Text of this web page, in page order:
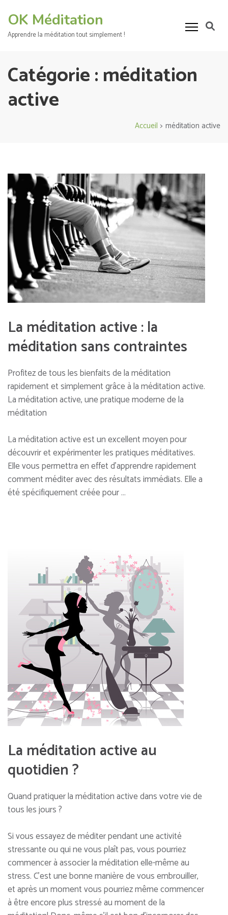
contenu
OK Méditation
Apprendre la méditation tout simplement !
Catégorie :méditation
active
Accueil > méditation active
La méditation active : la
méditation sans contraintes
Profitez de tous les bienfaits de la méditation
rapidement et simplement grâce à la méditation active.
La méditation active, une pratique moderne de la
méditation
La méditation active est un excellent moyen pour
découvrir et expérimenter les pratiques méditatives.
Elle vous permettra en effet d’apprendre rapidement
comment méditer avec des résultats immédiats. Elle a
été spécifiquement créée pour …
La méditation active au
quotidien ?
Quand pratiquer la méditation active dans votre vie de
tous les jours ?
Si vous essayez de méditer pendant une activité
stressante ou qui ne vous plaît pas, vous pourriez
commencer à associer la méditation elle-même au
stress. C’est une bonne manière de vous embrouiller,
et après un moment vous pourriez même commencer
à être encore plus stressé au moment de la